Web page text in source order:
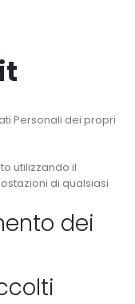
Personali dei propri
utilizzando il
di qualsiasi
dei